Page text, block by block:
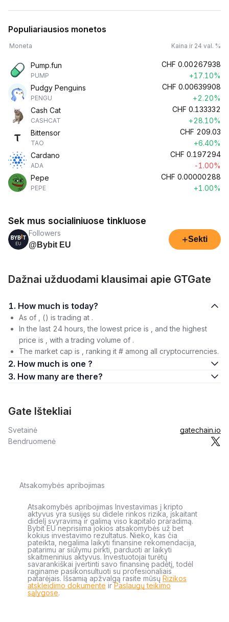
Populiariausios monetos
Moneta Kaina ir 24 val. %
Pump.fun
PUMP
CHF 0.00267938
+17.10%
Pudgy Penguins
PENGU
CHF 0.00639908
+2.20%
Cash Cat
CASHCAT
CHF 0.133332
+28.10%
Bittensor
TAO
CHF 209.03
+6.40%
Cardano
ADA
CHF 0.197294
-1.00%
Pepe
PEPE
CHF 0.00000288
+1.00%
Sek mus socialiniuose tinkluose
Followers
@Bybit EU
+Sekti
Dažnai užduodami klausimai apie GTGate
1. How much is today?
As of , () is trading at .
In the last 24 hours, the lowest price is , and the highest
price is , with a trading volume of .
The market cap is , ranking it # among all cryptocurrencies.
2. How much is one ?
3. How many are there?
Gate Ištekliai
Svetainė
gatechain.io
Bendruomenė
Atsakomybės apribojimas
Atsakomybės apribojimas Investavimas į kripto
aktyvus yra susijęs su didele rinkos rizika, įskaitant
didelį svyravimą ir galimą viso kapitalo praradimą.
Bybit EU neprisiima jokios atsakomybės už bet
kokius investavimo rezultatus. Nieko, kas čia
pateikta, negalima laikyti finansine rekomendacija,
patarimu ar siūlymu pirkti, parduoti ar laikyti
skaitmeninius aktyvus. Investuotojai turėtų
savarankiškai įvertinti savo finansinę padėtį, todėl
raginame pasikonsultuoti su profesionaliais
patarėjais. Išsamią apžvalgą rasite mūsų Rizikos
atskleidimo dokumente irPaslaugų teikimo
sąlygose.